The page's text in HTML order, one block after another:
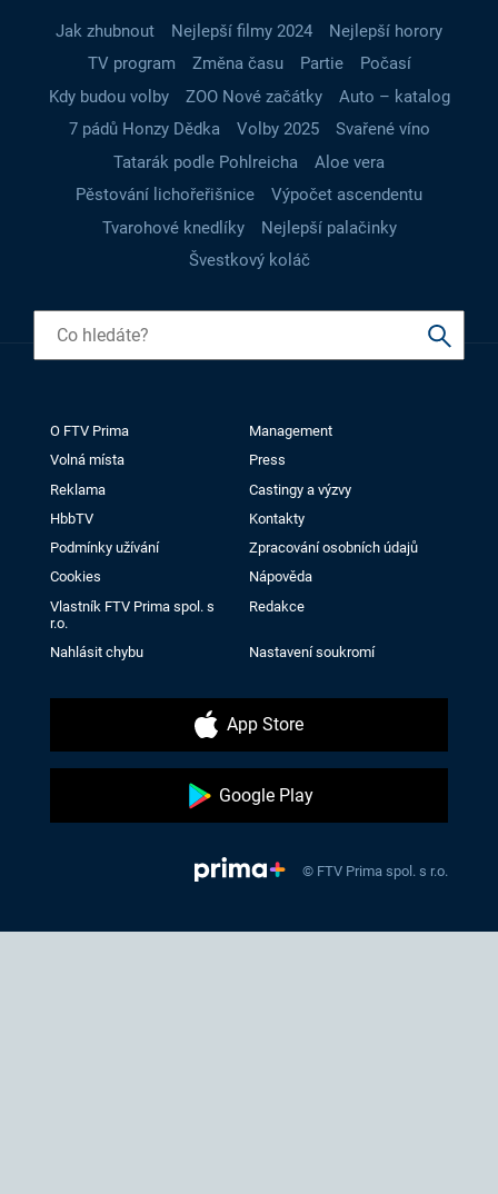
Jak zhubnout Nejlepší filmy 2024
Nejlepší horory
TV program
Změna času Partie
Počasí
Kdy budou volby
ZOO Nové začátky
Auto – katalog
7 pádů Honzy Dědka
Volby 2025
Svařené víno
Tatarák podle Pohlreicha
Aloe vera
Pěstování lichořeřišnice
Výpočet ascendentu
Tvarohové knedlíky
Nejlepší palačinky
Švestkový koláč
O FTV Prima
Management
Volná místa
Press
Reklama
Castingy a výzvy
HbbTV
Kontakty
Podmínky užívání
Zpracování osobních údajů
Cookies
Nápověda
Vlastník FTV Prima spol. s
r.o.
Redakce
Nahlásit chybu Nastavení soukromí
App Store
Google Play
© FTV Prima spol. s r.o.